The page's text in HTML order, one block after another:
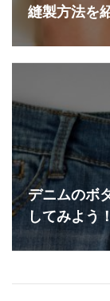
縫製方法を
デニムのボ
してみよう！